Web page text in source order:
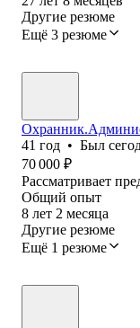
Другие резюме
Ещё 3 резюме
41 год • Был
70 000 ₽
Рассматривает
Общий опыт
8 лет 2 месяца
Другие резюме
Ещё 1 резюме